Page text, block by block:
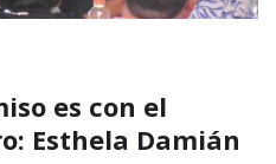
es con el
Esthela Damián